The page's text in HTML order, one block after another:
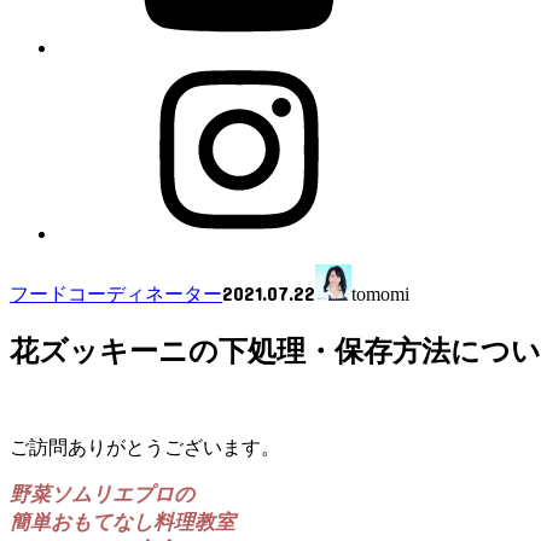
フードコーディネーター2021.07.22 tomomi
花ズッキーニの下処理・保存方法につ
ご訪問ありがとうございます。
野菜ソムリエプロの
簡単おもてなし料理教室